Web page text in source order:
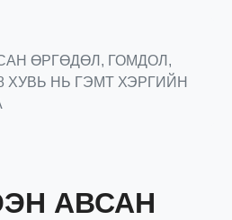
ӨРГӨДӨЛ, ГОМДОЛ,
ХУВЬ НЬ ГЭМТ ХЭРГИЙН
АВСАН